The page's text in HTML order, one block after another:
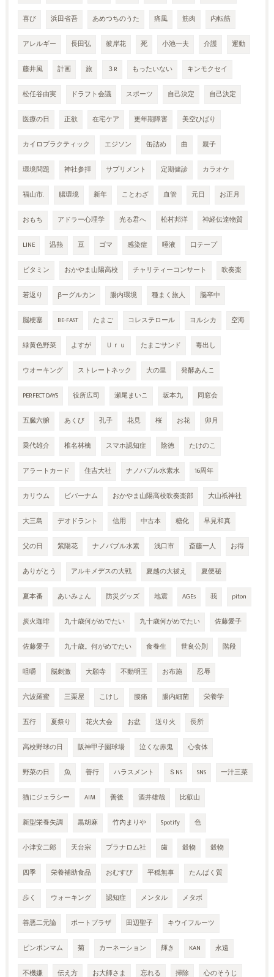
喜び 浜田省吾 あめつちのうた 痛風 筋肉 内転筋
アレルギー 長田弘 彼岸花 死 小池一夫 介護 運動
藤井風 計画 旅 ３R もったいない キンモクセイ
松任谷由実 ドラフト会議 スポーツ 自己決定 自己決定
医療の日 正欲 在宅ケア 更年期障害 美空ひばり
カイロプラクティック エジソン 缶詰め 曲 親子
環境問題 神社参拝 サプリメント 定期健診 カラオケ
福山市. 腸環境 新年 ことわざ 血管 元日 お正月
おもち アドラー心理学 光る君へ 松村邦洋 神経伝達物質
LINE 温熱 豆 ゴマ 感染症 唾液 口テープ
ビタミン おかやま山陽高校 チャリティーコンサート 吹奏楽
若返り βーグルカン 腸内環境 種まく旅人 脳卒中
脳梗塞 BE-FAST たまご コレステロール ヨルシカ 空海
緑黄色野菜 よすが Ｕｒｕ たまごサンド 毒出し
ウオーキング ストレートネック 大の里 発酵あんこ
PERFECT DAYS 役所広司 瀬尾まいこ 坂本九 同窓会
五臓六腑 あくび 孔子 花見 桜 お花 卯月
乗代雄介 椎名林檎 スマホ認知症 陰徳 たけのこ
アラートカード 住吉大社 ナノバブル水素水 16周年
カリウム ビバーナム おかやま山陽高校吹奏楽部 大山祇神社
大三島 デオドラント 信用 中古本 糖化 早見和真
父の日 紫陽花 ナノバブル水素 浅口市 斎藤一人 お得
ありがとう アルキメデスの大戦 夏越の大祓え 夏便秘
夏本番 あいみょん 防災グッズ 地震 AGEs 我 piton
炭火珈琲 九十歳何がめでたい 九十歳何がめでたい 佐藤愛子
佐藤愛子 九十歳。何がめでたい 食養生 世良公則 階段
咀嚼 脳刺激 大願寺 不動明王 お布施 忍辱
六波羅蜜 三栗屋 こけし 腰痛 腸内細菌 栄養学
五行 夏祭り 花火大会 お盆 送り火 長所
高校野球の日 阪神甲子園球場 泣くな赤鬼 心食体
野菜の日 魚 善行 ハラスメント ＳNS SNS 一汁三菜
猫にジェラシー AIM 善後 酒井雄哉 比叡山
新型栄養失調 黒胡麻 竹内まりや Spotify 色
小津安二郎 天台宗 プラナロム社 歯 穀物 穀物
四季 栄養補助食品 おむすび 平穏無事 たんぱく質
歩く ウォーキング 認知症 メンタル メタボ
善悪二元論 ポートプラザ 田辺聖子 キウイフルーツ
ピンポンマム 菊 カーネーション 輝き KAN 永遠
不機嫌 伝え方 お大師さま 忘れる 掃除 心のそうじ